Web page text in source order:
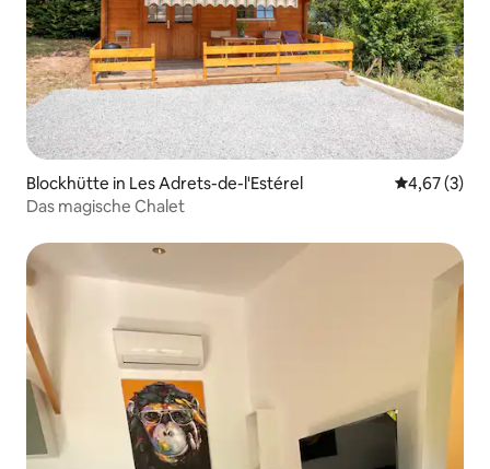
Blockhütte in Les Adrets-de-l'Estérel
4,67 (3)
Das magische Chalet